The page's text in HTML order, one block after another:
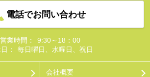
電話でお問い合わせ
営業時間：
9:30～18：00
：
毎日曜日、水曜日、祝日
会社概要